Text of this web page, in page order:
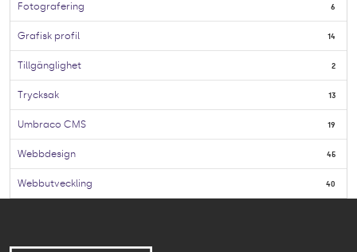
Fotografering 6
Grafisk profil 14
Tillgänglighet 2
Trycksak 13
Umbraco CMS 19
Webbdesign 45
Webbutveckling 40